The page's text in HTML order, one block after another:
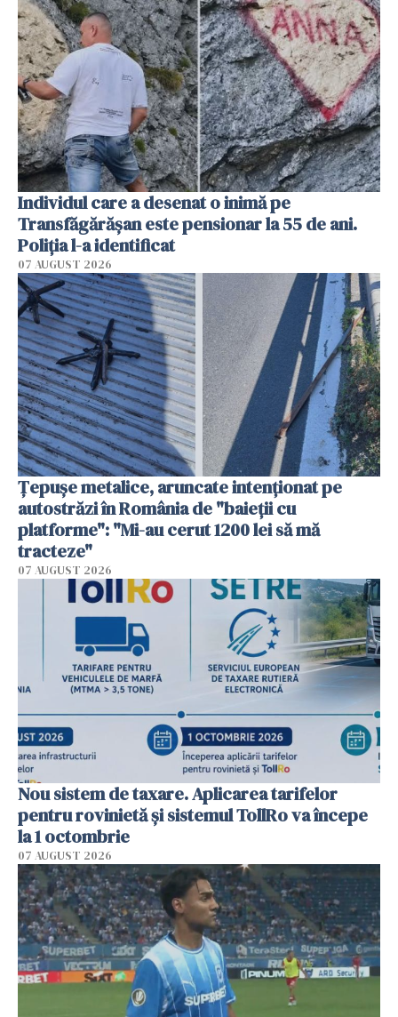
Individul care a desenat o inimă pe
Transfăgărășan este pensionar la 55 de ani.
Poliția l-a identificat
07 AUGUST 2026
Țepușe metalice, aruncate intenționat pe
autostrăzi în România de "baieții cu
platforme": "Mi-au cerut 1200 lei să mă
tracteze"
07 AUGUST 2026
Nou sistem de taxare. Aplicarea tarifelor
pentru rovinietă şi sistemul TollRo va începe
la 1 octombrie
07 AUGUST 2026